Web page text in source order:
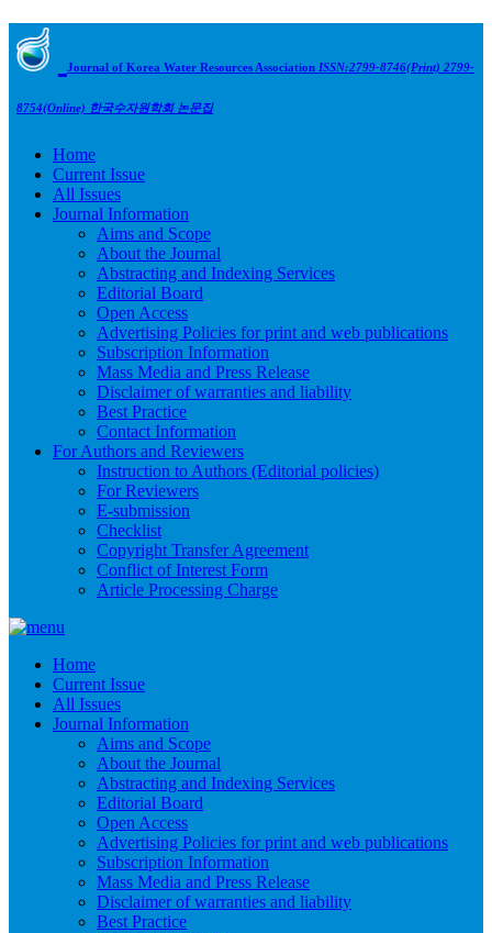
Journal of Korea Water Resources Association ISSN:2799-8746(Print) 2799-
8754(Online) 한국수자원학회 논문집
Home
Current Issue
All Issues
Journal Information
Aims and Scope
About the Journal
Abstracting and Indexing Services
Editorial Board
Open Access
Advertising Policies for print and web publications
Subscription Information
Mass Media and Press Release
Disclaimer of warranties and liability
Best Practice
Contact Information
For Authors and Reviewers
Instruction to Authors (Editorial policies)
For Reviewers
E-submission
Checklist
Copyright Transfer Agreement
Conflict of Interest Form
Article Processing Charge
Home
Current Issue
All Issues
Journal Information
Aims and Scope
About the Journal
Abstracting and Indexing Services
Editorial Board
Open Access
Advertising Policies for print and web publications
Subscription Information
Mass Media and Press Release
Disclaimer of warranties and liability
Best Practice